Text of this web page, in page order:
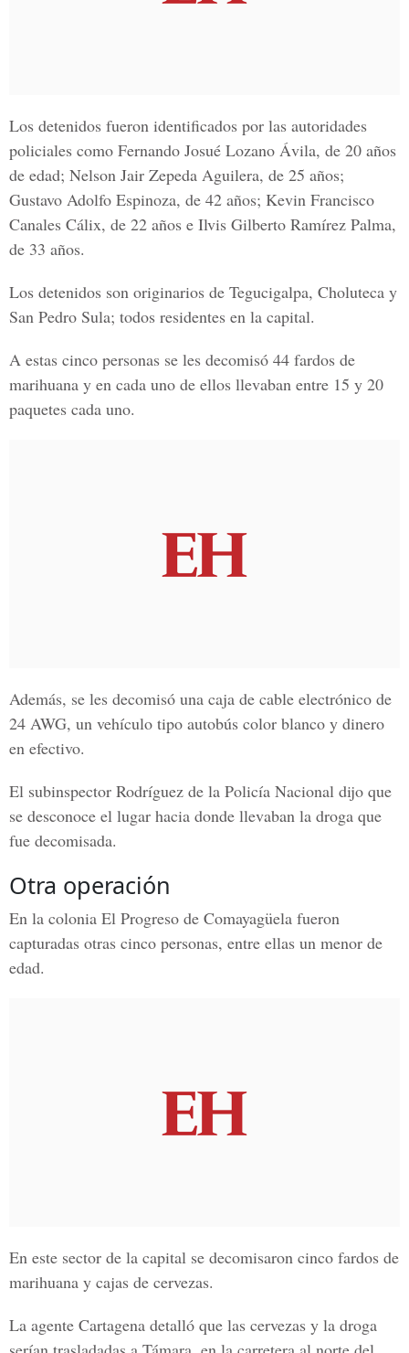
Los detenidos fueron identificados por las autoridades
policiales como Fernando Josué Lozano Ávila, de 20 años
de edad; Nelson Jair Zepeda Aguilera, de 25 años;
Gustavo Adolfo Espinoza, de 42 años; Kevin Francisco
Canales Cálix, de 22 años e Ilvis Gilberto Ramírez Palma,
de 33 años.
Los detenidos son originarios de Tegucigalpa, Choluteca y
San Pedro Sula; todos residentes en la capital.
A estas cinco personas se les decomisó 44 fardos de
marihuana y en cada uno de ellos llevaban entre 15 y 20
paquetes cada uno.
Además, se les decomisó una caja de cable electrónico de
24 AWG, un vehículo tipo autobús color blanco y dinero
en efectivo.
El subinspector Rodríguez de la Policía Nacional dijo que
se desconoce el lugar hacia donde llevaban la droga que
fue decomisada.
Otra operación
En la colonia El Progreso de Comayagüela fueron
capturadas otras cinco personas, entre ellas un menor de
edad.
En este sector de la capital se decomisaron cinco fardos de
marihuana y cajas de cervezas.
La agente Cartagena detalló que las cervezas y la droga